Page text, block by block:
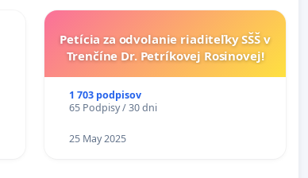
Petícia za odvolanie riaditeľky SŠŠ v
Trenčíne Dr. Petríkovej Rosinovej!
1 703 podpisov
65 Podpisy / 30 dni
25 May 2025